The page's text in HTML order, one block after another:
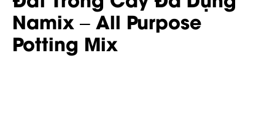
Namix – All Purpose
Potting Mix